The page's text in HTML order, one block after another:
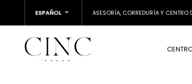
ESPAÑOL ASESORÍA, CORREDURÍA Y CENTRO